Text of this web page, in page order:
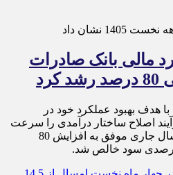
مالی بانک صادرات
هدف بهبود عملکرد خود در
اصلاح ساختار درآمدی را سرعت
بخشید و طی 3 ماهه نخست سال جاری موفق به افزایش 80